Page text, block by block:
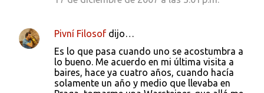
Pivní Filosof dijo…
Es lo que pasa cuando uno se acostumbra a
lo bueno. Me acuerdo en mi última visita a
baires, hace ya cuatro años, cuando hacía
solamente un año y medio que llevaba en